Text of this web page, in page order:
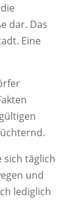
dar. Das
Eine
sich täglich
und
lediglich